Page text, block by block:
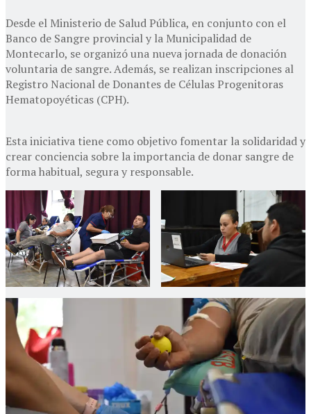
Desde el Ministerio de Salud Pública, en conjunto con el
Banco de Sangre provincial y la Municipalidad de
Montecarlo, se organizó una nueva jornada de donación
voluntaria de sangre. Además, se realizan inscripciones al
Registro Nacional de Donantes de Células Progenitoras
Hematopoyéticas (CPH).
Esta iniciativa tiene como objetivo fomentar la solidaridad y
crear conciencia sobre la importancia de donar sangre de
forma habitual, segura y responsable.